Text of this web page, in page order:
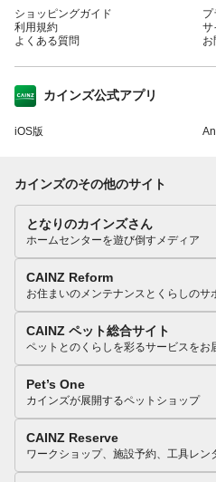
ショッピングガイド
利用規約
よくある質問
プ
サ
お
カインズ公式アプリ
iOS版
カインズのその他のサイト
となりのカインズさん
ホームセンターを遊び倒すメディア
CAINZ Reform
お住まいのメンテナンスとくらしのサ
CAINZ ペット総合サイト
ペットとのくらしを彩るサービスをお
Pet’s One
カインズが展開するペットショップ
CAINZ Reserve
ワークショップ、施設予約、工具レン